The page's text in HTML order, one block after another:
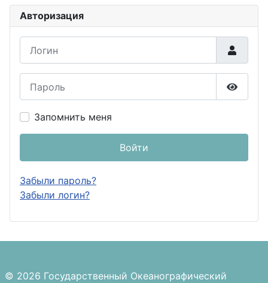
Авторизация
Запомнить меня
Войти
Забыли пароль?
Забыли логин?
© 2026 Государственный Океанографический